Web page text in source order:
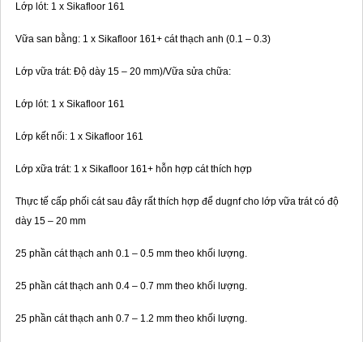
Lớp lót: 1 x Sikafloor 161
Vữa san bằng: 1 x Sikafloor 161+ cát thạch anh (0.1 – 0.3)
Lớp vữa trát: Độ dày 15 – 20 mm)/Vữa sửa chữa:
Lớp lót: 1 x Sikafloor 161
Lớp kết nối: 1 x Sikafloor 161
Lớp xữa trát: 1 x Sikafloor 161+ hỗn hợp cát thích hợp
Thực tế cấp phối cát sau đây rất thích hợp để dugnf cho lớp vữa trát có độ
dày 15 – 20 mm
25 phần cát thạch anh 0.1 – 0.5 mm theo khối lượng.
25 phần cát thạch anh 0.4 – 0.7 mm theo khối lượng.
25 phần cát thạch anh 0.7 – 1.2 mm theo khối lượng.